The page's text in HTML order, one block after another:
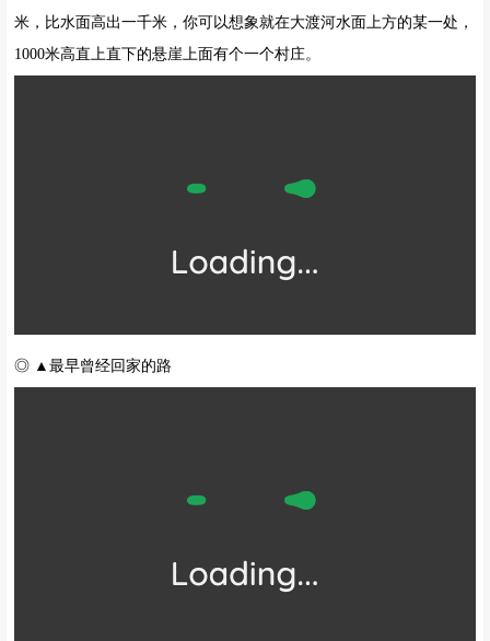
米，比水面高出一千米，你可以想象就在大渡河水面上方的某一处，
1000米高直上直下的悬崖上面有个一个村庄。
◎ ▲最早曾经回家的路